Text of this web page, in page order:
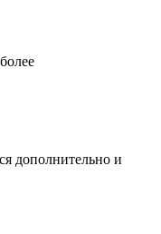
дополнительно и